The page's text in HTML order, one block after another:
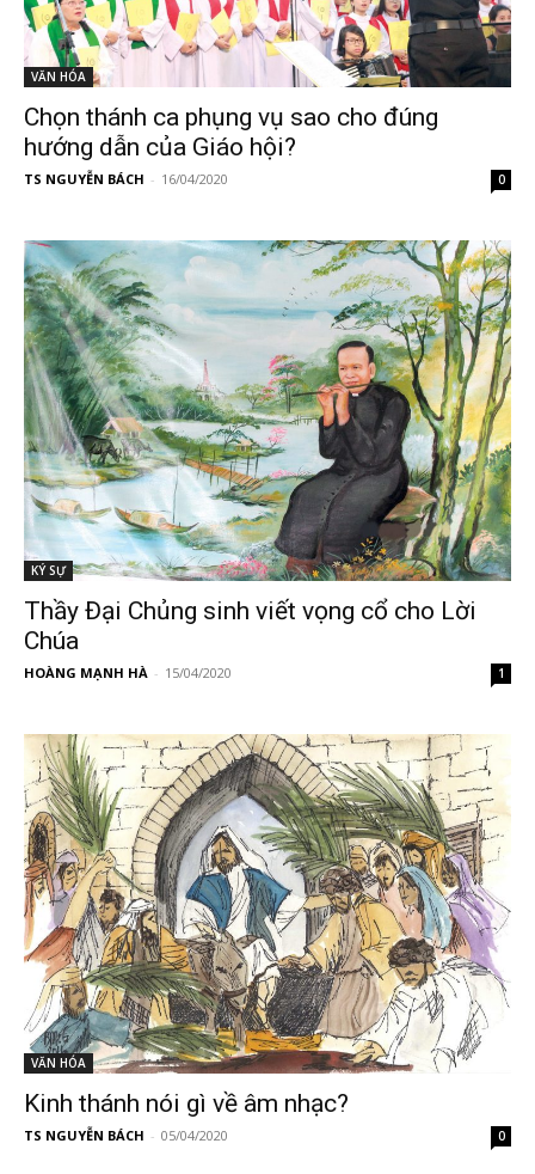
VĂN HÓA
Chọn thánh ca phụng vụ sao cho đúng
hướng dẫn của Giáo hội?
TS NGUYỄN BÁCH - 16/04/2020 0
KÝ SỰ
Thầy Đại Chủng sinh viết vọng cổ cho Lời
Chúa
HOÀNG MẠNH HÀ - 15/04/2020 1
VĂN HÓA
Kinh thánh nói gì về âm nhạc?
TS NGUYỄN BÁCH - 05/04/2020 0